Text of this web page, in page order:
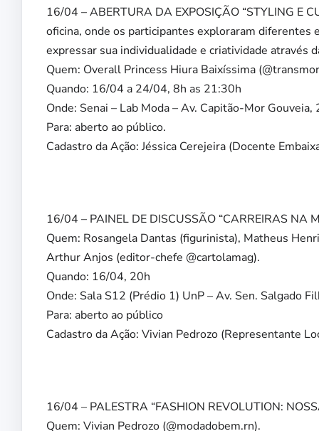
16/04 – ABERTURA DA EXPOSIÇÃO “STYLING E
oficina, onde os participantes exploraram
expressar sua individualidade e criatividade através
Quem: Overall Princess Hiura Baixíssima
Quando: 16/04 a 24/04, 8h as 21:30h
Onde: Senai – Lab Moda – Av. Capitão-Mor
Para: aberto ao público.
Cadastro da Ação: Jéssica Cerejeira (Docente
16/04 – PAINEL DE DISCUSSÃO “CARREIRAS NA
Quem: Rosangela Dantas (figurinista), Matheus
Arthur Anjos (editor-chefe @cartolamag).
Quando: 16/04, 20h
Onde: Sala S12 (Prédio 1) UnP – Av. Sen. Salgado
Para: aberto ao público
Cadastro da Ação: Vivian Pedrozo (Representante
16/04 – PALESTRA “FASHION REVOLUTION:
Quem: Vivian Pedrozo (@modadobem.rn).